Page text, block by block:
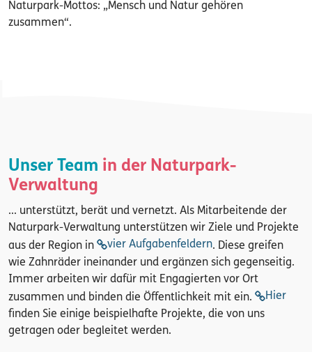
Naturpark-Mottos: „Mensch und Natur gehören
zusammen“.
Unser Team in der Naturpark-
Verwaltung
... unterstützt, berät und vernetzt. Als Mitarbeitende der
Naturpark-Verwaltung unterstützen wir Ziele und Projekte
aus der Region in
vier Aufgabenfeldern. Diese greifen
wie Zahnräder ineinander und ergänzen sich gegenseitig.
Immer arbeiten wir dafür mit Engagierten vor Ort
zusammen und binden die Öffentlichkeit mit ein.
Hier
finden Sie einige beispielhafte Projekte, die von uns
getragen oder begleitet werden.